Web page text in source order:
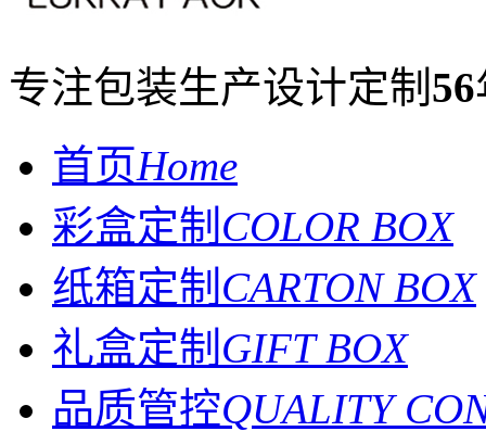
专注包装生产设计定制 56
首页Home
彩盒定制 COLOR BOX
纸箱定制 CARTON BOX
礼盒定制 GIFT BOX
品质管控QUALITY